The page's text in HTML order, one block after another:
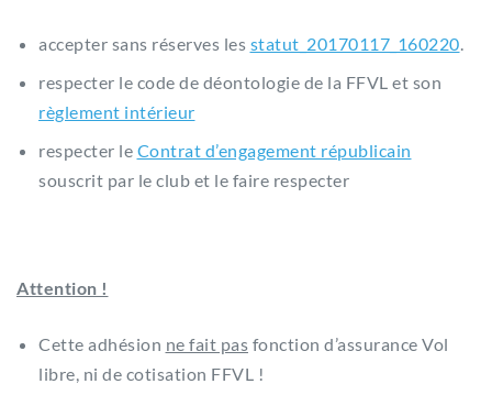
accepter sans réserves les statut_20170117_160220.
respecter le code de déontologie de la FFVL et son
règlement intérieur
respecter le Contrat d’engagement républicain
souscrit par le club et le faire respecter
Attention !
Cette adhésion ne fait pas fonction d’assurance Vol
libre, ni de cotisation FFVL !